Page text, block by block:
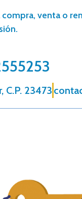
venta o
C.P. 23473